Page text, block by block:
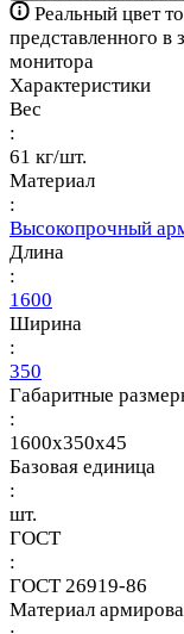
Реальный цвет
представленного в
монитора
Характеристики
Вес
:
61 кг/шт.
Материал
:
Высокопрочный
Длина
:
1600
Ширина
:
350
Габаритные
:
1600x350x45
Базовая единица
:
шт.
ГОСТ
:
ГОСТ 26919-86
Материал